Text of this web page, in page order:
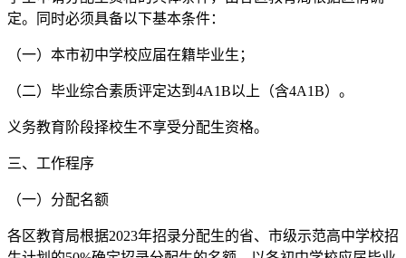
定。同时必须具备以下基本条件：
（一）本市初中学校应届在籍毕业生；
（二）毕业综合素质评定达到4A1B以上（含4A1B）。
义务教育阶段择校生不享受分配生资格。
三、工作程序
（一）分配名额
各区教育局根据2023年招录分配生的省、市级示范高中学校招